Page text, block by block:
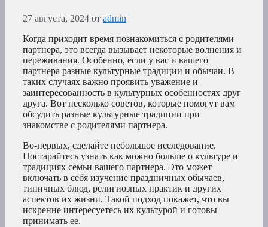
27 августа, 2024 от admin
Когда приходит время познакомиться с родителями
партнера, это всегда вызывает некоторые волнения и
переживания. Особенно, если у вас и вашего
партнера разные культурные традиции и обычаи. В
таких случаях важно проявить уважение и
заинтересованность в культурных особенностях друг
друга. Вот несколько советов, которые помогут вам
обсудить разные культурные традиции при
знакомстве с родителями партнера.
Во-первых, сделайте небольшое исследование.
Постарайтесь узнать как можно больше о культуре и
традициях семьи вашего партнера. Это может
включать в себя изучение праздничных обычаев,
типичных блюд, религиозных практик и других
аспектов их жизни. Такой подход покажет, что вы
искренне интересуетесь их культурой и готовы
принимать ее.